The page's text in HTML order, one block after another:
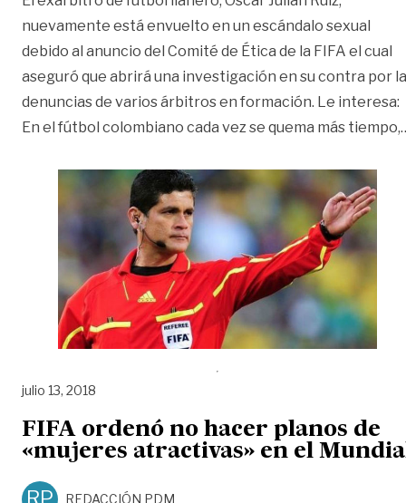
nuevamente está envuelto en un escándalo sexual
debido al anuncio del Comité de Ética de la FIFA el cual
aseguró que abrirá una investigación en su contra por la
denuncias de varios árbitros en formación. Le interesa:
En el fútbol colombiano cada vez se quema más tiempo,
julio 13, 2018
FIFA ordenó no hacer planos de
«mujeres atractivas» en el
REDACCIÓN PDM